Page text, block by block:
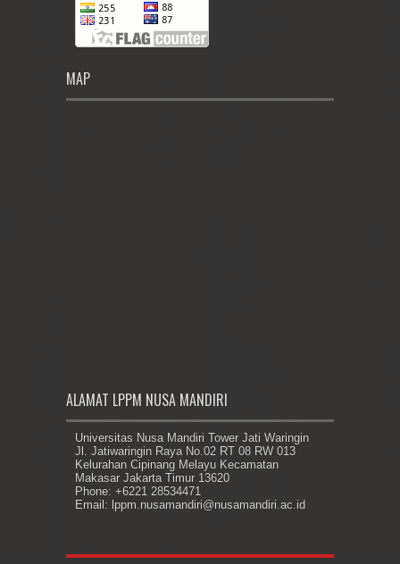
MAP
ALAMAT LPPM NUSA MANDIRI
Universitas Nusa Mandiri Tower Jati Waringin
Jl. Jatiwaringin Raya No.02 RT 08 RW 013
Kelurahan Cipinang Melayu Kecamatan
Makasar Jakarta Timur 13620
Phone: +6221 28534471
Email: lppm.nusamandiri@nusamandiri.ac.id